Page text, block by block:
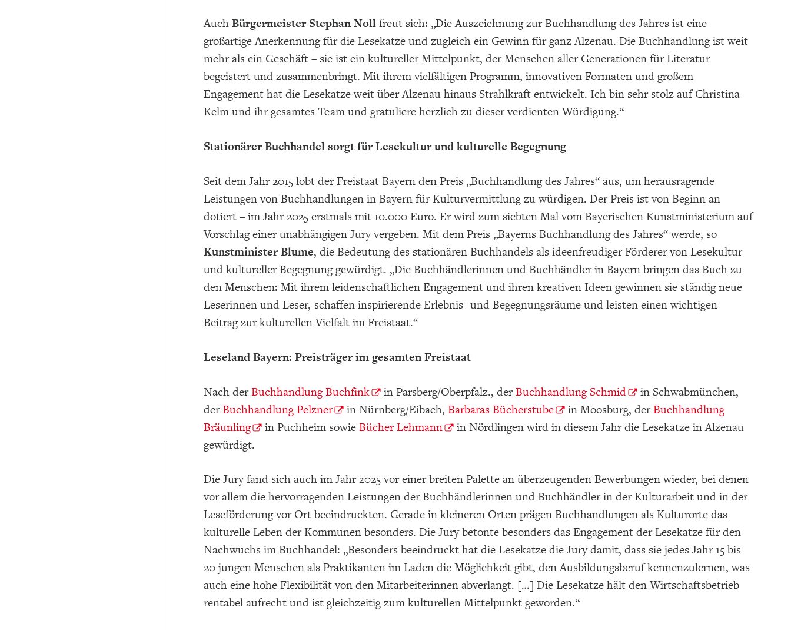
Auch Bürgermeister Stephan Nollfreut sich: „Die Auszeichnung zur Buchhandlung des Jahres ist eine
großartige Anerkennung für die Lesekatze und zugleich ein Gewinn für ganz Alzenau. Die Buchhandlung ist weit
mehr als ein Geschäft – sie ist ein kultureller Mittelpunkt, der Menschen aller Generationen für Literatur
begeistert und zusammenbringt. Mit ihrem vielfältigen Programm, innovativen Formaten und großem
Engagement hat die Lesekatze weit über Alzenau hinaus Strahlkraft entwickelt. Ich bin sehr stolz auf Christina
Kelm und ihr gesamtes Team und gratuliere herzlich zu dieser verdienten Würdigung.“
Stationärer Buchhandel sorgt für Lesekultur und kulturelle Begegnung
Seit dem Jahr 2015 lobt der Freistaat Bayern den Preis „Buchhandlung des Jahres“ aus, um herausragende
Leistungen von Buchhandlungen in Bayern für Kulturvermittlung zu würdigen. Der Preis ist von Beginn an
dotiert – im Jahr 2025 erstmals mit 10.000 Euro. Er wird zum siebten Mal vom Bayerischen Kunstministerium auf
Vorschlag einer unabhängigen Jury vergeben. Mit dem Preis „Bayerns Buchhandlung des Jahres“ werde, so
Kunstminister Blume, die Bedeutung des stationären Buchhandels als ideenfreudiger Förderer von Lesekultur
und kultureller Begegnung gewürdigt. „Die Buchhändlerinnen und Buchhändler in Bayern bringen das Buch zu
den Menschen: Mit ihrem leidenschaftlichen Engagement und ihren kreativen Ideen gewinnen sie ständig neue
Leserinnen und Leser, schaffen inspirierende Erlebnis- und Begegnungsräume und leisten einen wichtigen
Beitrag zur kulturellen Vielfalt im Freistaat.“
Leseland Bayern: Preisträger im gesamten Freistaat
Nach derBuchhandlung Buchfink in Parsberg/Oberpfalz., derBuchhandlung Schmid
in Schwabmünchen,
derBuchhandlung Pelzner in Nürnberg/Eibach, Barbaras Bücherstube in Moosburg, derBuchhandlung
Bräunling
in Puchheim sowie Bücher Lehmann
in Nördlingen wird in diesem Jahr die Lesekatze in Alzenau
gewürdigt.
Die Jury fand sich auch im Jahr 2025 vor einer breiten Palette an überzeugenden Bewerbungen wieder, bei denen
vor allem die hervorragenden Leistungen der Buchhändlerinnen und Buchhändler in der Kulturarbeit und in der
Leseförderung vor Ort beeindruckten. Gerade in kleineren Orten prägen Buchhandlungen als Kulturorte das
kulturelle Leben der Kommunen besonders. Die Jury betonte besonders das Engagement der Lesekatze für den
Nachwuchs im Buchhandel: „Besonders beeindruckt hat die Lesekatze die Jury damit, dass sie jedes Jahr 15 bis
20 jungen Menschen als Praktikanten im Laden die Möglichkeit gibt, den Ausbildungsberuf kennenzulernen, was
auch eine hohe Flexibilität von den Mitarbeiterinnen abverlangt. […] Die Lesekatze hält den Wirtschaftsbetrieb
rentabel aufrecht und ist gleichzeitig zum kulturellen Mittelpunkt geworden.“